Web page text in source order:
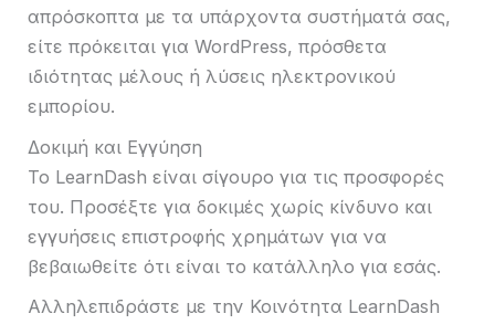
απρόσκοπτα με τα υπάρχοντα συστήματά σας,
είτε πρόκειται για WordPress, πρόσθετα
ιδιότητας μέλους ή λύσεις ηλεκτρονικού
εμπορίου.
Δοκιμή και Εγγύηση
Το LearnDash είναι σίγουρο για τις προσφορές
του. Προσέξτε για δοκιμές χωρίς κίνδυνο και
εγγυήσεις επιστροφής χρημάτων για να
βεβαιωθείτε ότι είναι το κατάλληλο για εσάς.
Αλληλεπιδράστε με την Κοινότητα LearnDash